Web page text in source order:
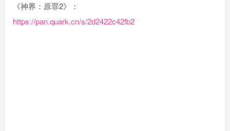
《神界：原罪2》：
https://pan.quark.cn/s/2d2422c42fb2